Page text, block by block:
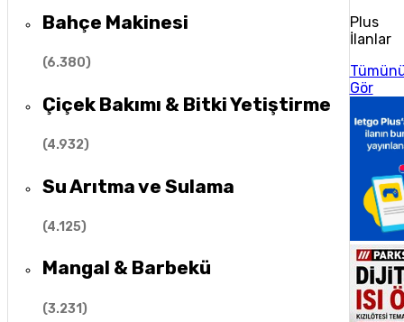
Bahçe Makinesi
(6.380)
Çiçek Bakımı & Bitki Yetiştirme
(4.932)
Su Arıtma ve Sulama
(4.125)
Mangal & Barbekü
(3.231)
Plus
İlanlar
Gör